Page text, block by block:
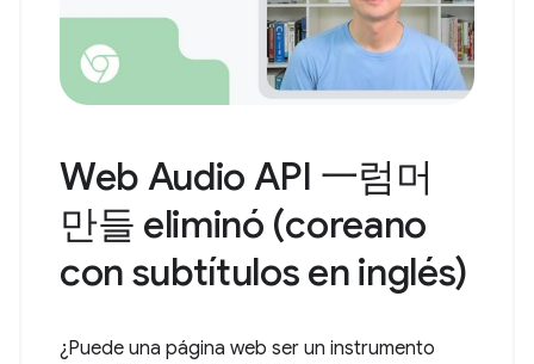
Web Audio API 一럼머
만들 eliminó (coreano
con subtítulos en inglés)
¿Puede una página web ser un instrumento